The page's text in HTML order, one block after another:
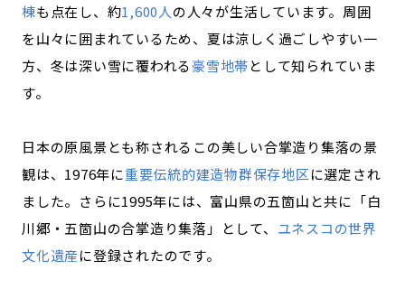
棟も点在し、約1,600人の人々が生活しています。周囲
を山々に囲まれているため、夏は涼しく過ごしやすい一
方、冬は深い雪に覆われる豪雪地帯として知られていま
す。
日本の原風景とも称されるこの美しい合掌造り集落の景
観は、1976年に重要伝統的建造物群保存地区に選定され
ました。さらに1995年には、富山県の五箇山と共に「白
川郷・五箇山の合掌造り集落」として、 ユネスコの世界
文化遺産に登録されたのです。